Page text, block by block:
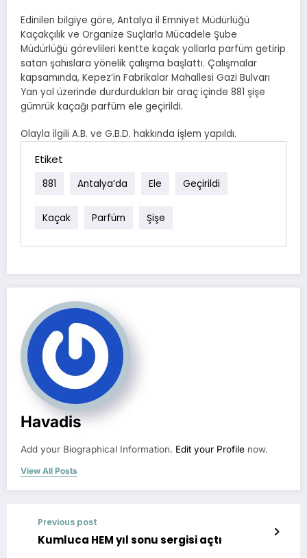
Edinilen bilgiye göre, Antalya il Emniyet Müdürlüğü
Kaçakçılık ve Organize Suçlarla Mücadele Şube
Müdürlüğü görevlileri kentte kaçak yollarla parfüm getirip
satan şahıslara yönelik çalışma başlattı. Çalışmalar
kapsamında, Kepez’in Fabrikalar Mahallesi Gazi Bulvarı
Yan yol üzerinde durdurdukları bir araç içinde 881 şişe
gümrük kaçağı parfüm ele geçirildi.
Olayla ilgili A.B. ve G.B.D. hakkında işlem yapıldı.
Etiket
881 Antalya’da Ele Geçirildi
Kaçak Parfüm Şişe
Havadis
Add your Biographical Information. Edit your Profile now.
View All Posts
Previous post
Kumluca HEM yıl sonu sergisi açtı